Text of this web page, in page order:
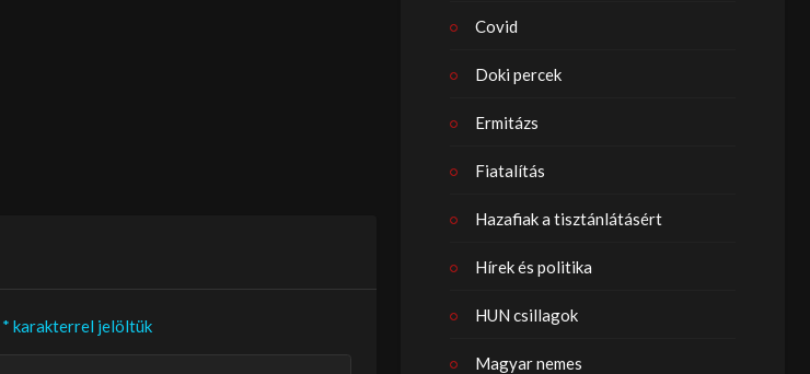
* karakterrel jelöltük
Covid
Doki percek
Ermitázs
Fiatalítás
Hazafiak a tisztánlátásért
Hírek és politika
HUN csillagok
Magyar nemes